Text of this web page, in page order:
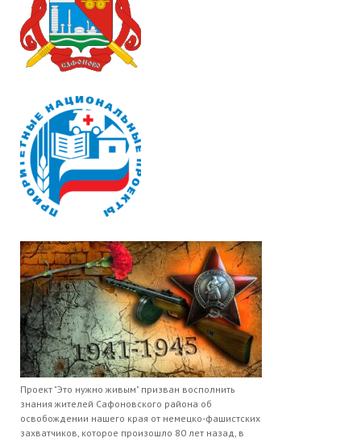
Проект "Это нужно живым" призван восполнить
знания жителей Сафоновского района об
освобождении нашего края от немецко-фашистских
захватчиков, которое произошло 80 лет назад, в